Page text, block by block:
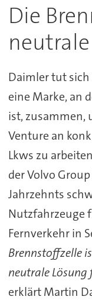
Die
Daimler tut sich
eine Marke, an
ist, zusammen,
Venture an
Lkws zu
der Volvo
Jahrzehnts
Nutzfahrzeuge
Fernverkehr in
Brennstoffzelle
neutrale Lösung
erklärt Martin